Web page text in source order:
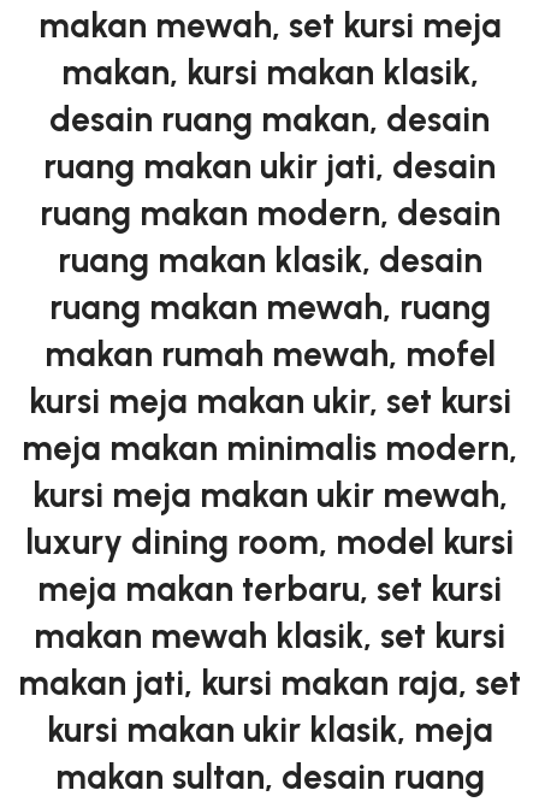
makan mewah, set kursi meja
makan, kursi makan klasik,
desain ruang makan, desain
ruang makan ukir jati, desain
ruang makan modern, desain
ruang makan klasik, desain
ruang makan mewah, ruang
makan rumah mewah, mofel
kursi meja makan ukir, set kursi
meja makan minimalis modern,
kursi meja makan ukir mewah,
luxury dining room, model kursi
meja makan terbaru, set kursi
makan mewah klasik, set kursi
makan jati, kursi makan raja, set
kursi makan ukir klasik, meja
makan sultan, desain ruang